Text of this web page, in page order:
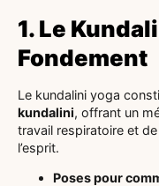
1. Le
Fondement
Le kundalini yoga
kundalini, offrant un
travail respiratoire et
l’esprit.
Poses pour